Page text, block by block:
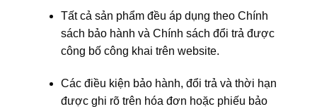
Tất cả sản phẩm đều áp dụng theo Chính
sách bảo hành và Chính sách đổi trả được
công bố công khai trên website.
Các điều kiện bảo hành, đổi trả và thời hạn
được ghi rõ trên hóa đơn hoặc phiếu bảo